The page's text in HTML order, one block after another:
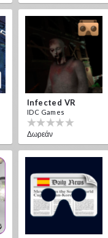
Infected VR
IDC Games
Δωρεάν